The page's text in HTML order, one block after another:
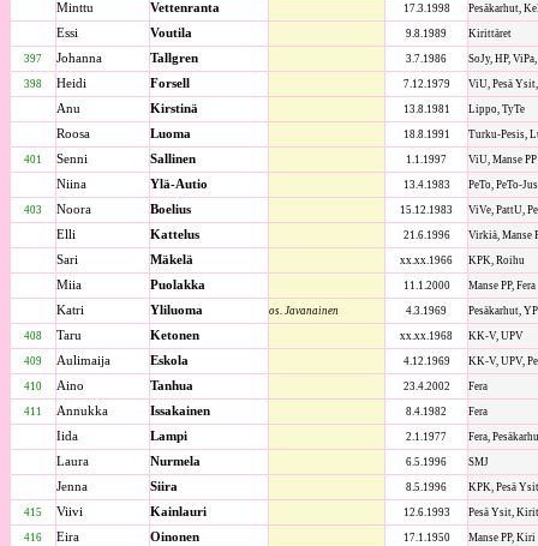
Minttu Vettenranta 17.3.1998 Pesäkarhut,
Essi Voutila 9.8.1989 Kirittäret
397 Johanna Tallgren 3.7.1986 SoJy, HP,
398 Heidi Forsell 7.12.1979 ViU, Pesä
Anu Kirstinä 13.8.1981 Lippo, TyTe
Roosa Luoma 18.8.1991 Turku-Pesis,
401 Senni Sallinen 1.1.1997 ViU, Manse PP
Niina Ylä-Autio 13.4.1983 PeTo, PeTo-
403 Noora Boelius 15.12.1983 ViVe, PattU,
Elli Kattelus 21.6.1996 Virkiä, Manse
Sari Mäkelä xx.xx.1966 KPK, Roihu
Miia Puolakka 11.1.2000 Manse PP, Fera
Katri Yliluoma os. Javanainen 4.3.1969 Pesäkarhut,
408 Taru Ketonen xx.xx.1968 KK-V, UPV
409 Aulimaija Eskola 4.12.1969 KK-V, UPV,
410 Aino Tanhua 23.4.2002 Fera
411 Annukka Issakainen 8.4.1982 Fera
Iida Lampi 2.1.1977 Fera,
Laura Nurmela 6.5.1996 SMJ
Jenna Siira 8.5.1996 KPK, Pesä
415 Viivi Kainlauri 12.6.1993 Pesä Ysit,
416 Eira Oinonen 17.1.1950 Manse PP, Kiri